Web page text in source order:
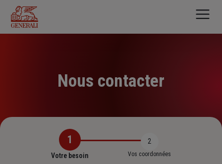
contenu
principal
Nous contacter
1
Votre besoin
2
Vos coordonnées